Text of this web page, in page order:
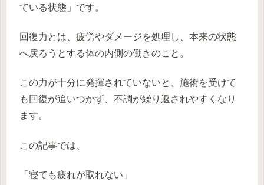
ている状態」です。
回復力とは、疲労やダメージを処理し、本来の状態
へ戻ろうとする体の内側の働きのこと。
この力が十分に発揮されていないと、施術を受けて
も回復が追いつかず、不調が繰り返されやすくなり
ます。
この記事では、
「寝ても疲れが取れない」